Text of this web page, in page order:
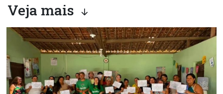
Veja mais